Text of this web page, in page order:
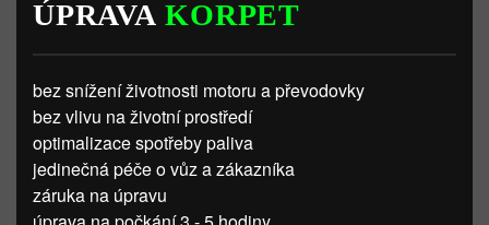
ÚPRAVAKORPET
bez snížení životnosti motoru a převodovky
bez vlivu na životní prostředí
optimalizace spotřeby paliva
jedinečná péče o vůz a zákazníka
záruka na úpravu